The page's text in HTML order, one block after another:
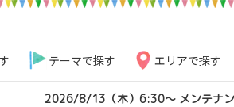
テーマで探す エリアで探す
2026/8/13（木）6:30～ メンテナ